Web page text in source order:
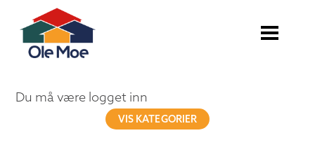
Du må være logget inn
VIS KATEGORIER